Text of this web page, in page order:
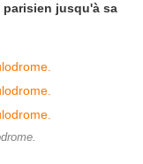
jusqu'à sa